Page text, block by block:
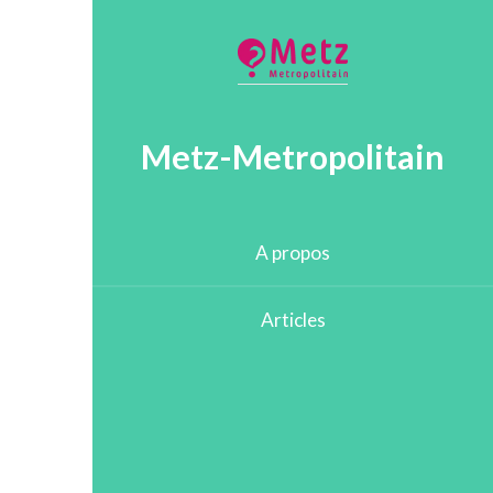
Metz-Metropolitain
A propos
Articles